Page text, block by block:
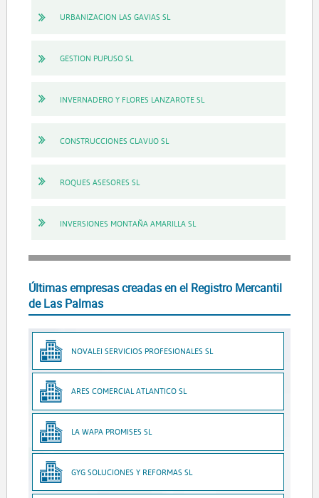
URBANIZACION LAS GAVIAS SL
GESTION PUPUSO SL
INVERNADERO Y FLORES LANZAROTE SL
CONSTRUCCIONES CLAVIJO SL
ROQUES ASESORES SL
INVERSIONES MONTAÑA AMARILLA SL
Últimas empresas creadas en el Registro Mercantil
de Las Palmas
NOVALEI SERVICIOS PROFESIONALES SL
ARES COMERCIAL ATLANTICO SL
LA WAPA PROMISES SL
GYG SOLUCIONES Y REFORMAS SL